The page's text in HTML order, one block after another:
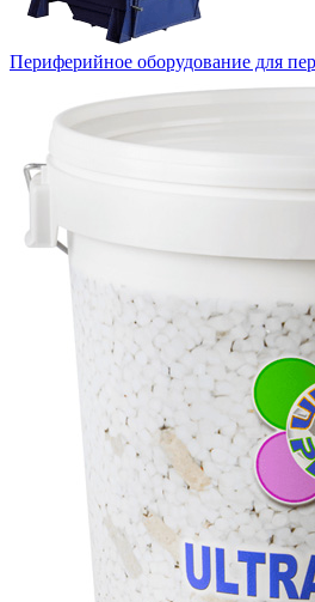
Периферийное оборудование для